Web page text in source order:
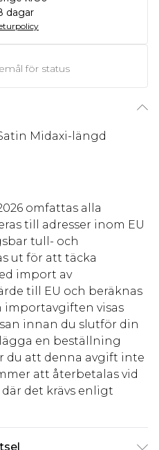
dagar
för status
Midaxi-längd
omfattas alla
till adresser inom EU
tull- och
ut för att täcka
import av
till EU och beräknas
importavgiften visas
innan du slutför din
en beställning
du att denna avgift inte
att återbetalas vid
det krävs enligt